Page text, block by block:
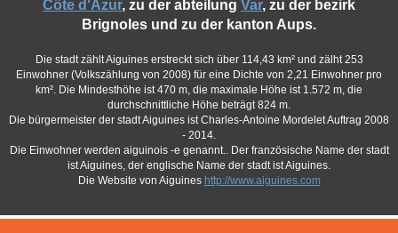
Côte d'Azur, zu der abteilung Var, zu der bezirk
Brignoles und zu der kanton Aups.
Die stadt zählt Aiguines erstreckt sich über 114,43 km² und zälht 253
Einwohner (Volkszählung von 2008) für eine Dichte von 2,21 Einwohner pro
km². Die Mindesthöhe ist 470 m, die maximale Höhe ist 1.572 m, die
durchschnittliche Höhe beträgt 824 m.
Die bürgermeister der stadt Aiguines ist Charles-Antoine Mordelet Auftrag 2008
- 2014.
Die Einwohner werden aiguinois -e genannt.. Der französische Name der stadt
ist Aiguines, der englische Name der stadt ist Aiguines.
Die Website von Aiguines http://www.aiguines.com